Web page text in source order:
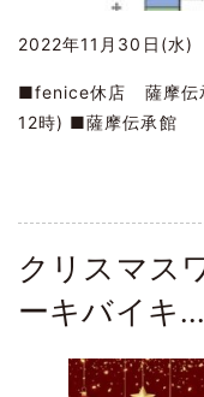
2022年11月30日(
■fenice休店 薩摩伝
12時) ■薩摩伝承館
クリスマス
ーキバイキ...